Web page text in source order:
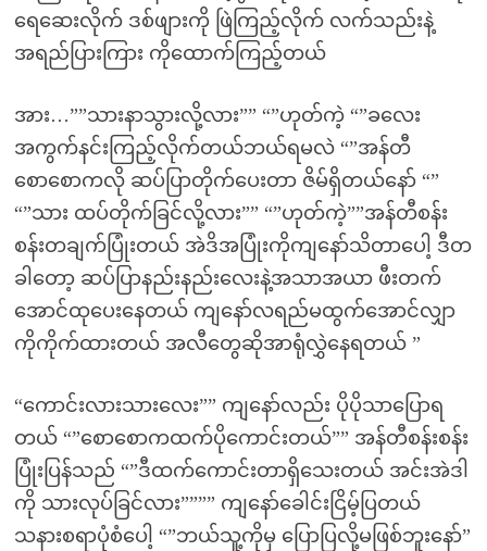
ရေဆေးလိုက် ဒစ်ဖျားကို ဖြဲကြည့်လိုက် လက်သည်းနဲ့
အရည်ပြားကြား ကိုထောက်ကြည့်တယ်
အား…””သားနာသွားလို့လား”” “”ဟုတ်ကဲ့ “”ခလေး
အကွက်နင်းကြည့်လိုက်တယ်ဘယ်ရမလဲ “”အန်တီ
စောစောကလို ဆပ်ပြာတိုက်ပေးတာ ဇိမ်ရှိတယ်နော် “”
“”သား ထပ်တိုက်ခြင်လို့လား”” “”ဟုတ်ကဲ့””အန်တီစန်း
စန်းတချက်ပြုံးတယ် အဲဒိအပြုံးကိုကျနော်သိတာပေါ့ ဒီတ
ခါတော့ ဆပ်ပြာနည်းနည်းလေးနဲ့အသာအယာ ဖီးတက်
အောင်ထုပေးနေတယ် ကျနော်လရည်မထွက်အောင်လျှာ
ကိုကိုက်ထားတယ် အလီတွေဆိုအာရုံလွှဲနေရတယ် ”
“ကောင်းလားသားလေး”” ကျနော်လည်း ပိုပိုသာပြောရ
တယ် “”စောစောကထက်ပိုကောင်းတယ်”” အန်တီစန်းစန်း
ပြုံးပြန်သည် “”ဒီထက်ကောင်းတာရှိသေးတယ် အင်းအဲဒါ
ကို သားလုပ်ခြင်လား”””” ကျနော်ခေါင်းငြိမ့်ပြတယ်
သနားစရာပုံစံပေါ့ “”ဘယ်သူ့ကိုမှ ပြောပြလို့မဖြစ်ဘူးနော်”